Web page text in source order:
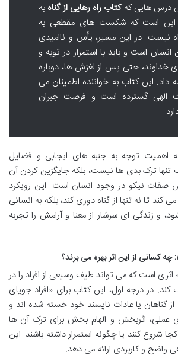
درس هایی کهکتاب راه رهایی از گناه به
این است که شکست های مقطعی به
نیست. در این مسیر، یأس و ناامیدی
انسان است و باید با استمرار در توبه و
خداوند، حتی پس از لغزش ها، دوباره
داد. این کتاب به خواننده اطمینان می
الهی گسترده است و فرصت جبران
اهمیت توجه به جنبه های ایجابی و فضایل
تنها ترک بدی ها نیست، بلکه جایگزین کردن آن
صفات نیکو در وجود انسان است. این رویکرد
کند تا نه تنها از گناه دوری کند، بلکه به انسانی
و زندگی ای سرشار از معنا و آرامش را تجربه
چه کسانی از این اثر بهره می برند؟
اثری است که می تواند طیف وسیعی از افراد را در
در درجه اول، این کتاب برای «افراد جویای
گناهان یا عادات ناپسند خود خسته شده اند و
عملی، اثربخش و الهام بخش برای ترک آن ها
شروع کنند یا چگونه استمرار داشته باشند. این
واضح و کاربردی ارائه می دهد.